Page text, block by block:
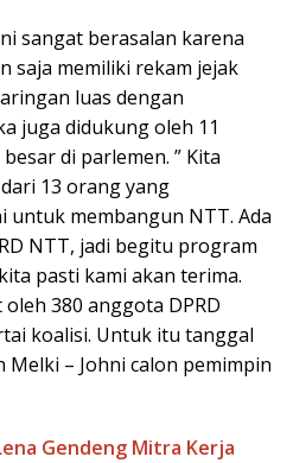
sangat berasalan karena
saja memiliki rekam jejak
luas dengan
juga didukung oleh 11
di parlemen. ” Kita
13 orang yang
untuk membangun NTT. Ada
NTT, jadi begitu program
pasti kami akan terima.
380 anggota DPRD
koalisi. Untuk itu tanggal
Melki – Johni calon pemimpin
Gendeng Mitra Kerja